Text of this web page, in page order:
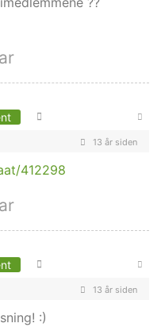
13 år siden
412298
13 år siden
:)